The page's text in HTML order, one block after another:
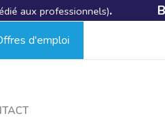
24h/24 et 7j/7
d'emploi